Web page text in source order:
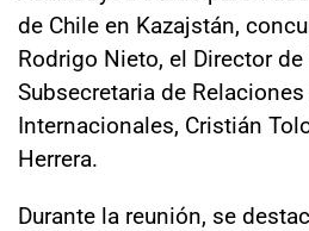
de Chile en Kazajstán,
Rodrigo Nieto, el Director de
Subsecretaria de
Internacionales, Cristián
Herrera.
Durante la reunión, se